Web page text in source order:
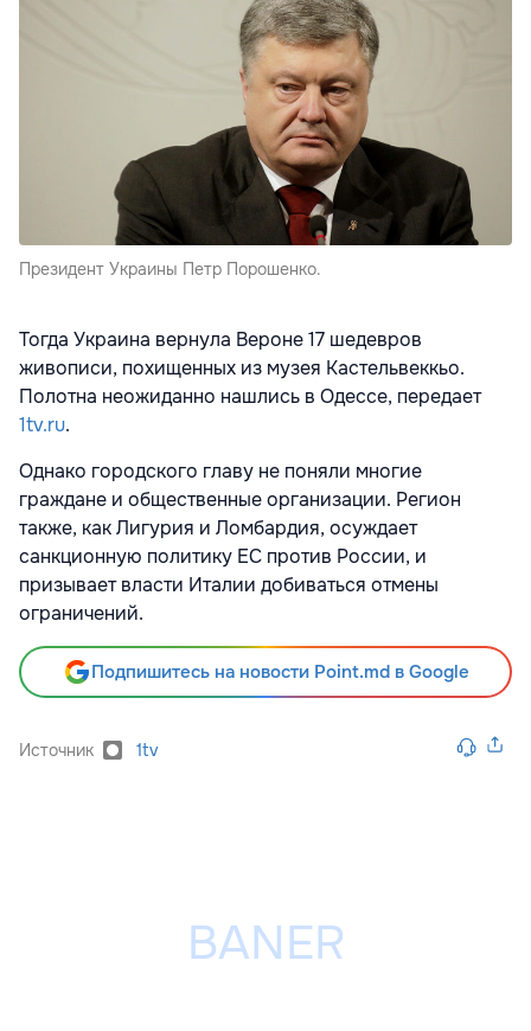
Президент Украины Петр Порошенко.
Тогда Украина вернула Вероне 17 шедевров
живописи, похищенных из музея Кастельвеккьо.
Полотна неожиданно нашлись в Одессе, передает
1tv.ru.
Однако городского главу не поняли многие
граждане и общественные организации. Регион
также, как Лигурия и Ломбардия, осуждает
санкционную политику ЕС против России, и
призывает власти Италии добиваться отмены
ограничений.
Подпишитесь на новости Point.md в Google
Источник 1tv